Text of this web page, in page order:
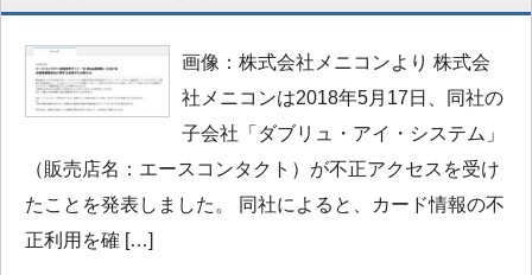
画像：株式会社メニコンより 株式会
社メニコンは2018年5月17日、同社の
子会社「ダブリュ・アイ・システム」
（販売店名：エースコンタクト）が不正アクセスを受け
たことを発表しました。 同社によると、カード情報の不
正利用を確 […]